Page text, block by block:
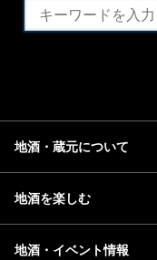
地酒・蔵元について
地酒を楽しむ
地酒・イベント情報